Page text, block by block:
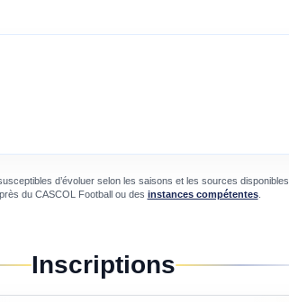
d’évoluer selon les saisons et les sources disponibles.
du CASCOL Footballou des instances compétentes.
Inscriptions